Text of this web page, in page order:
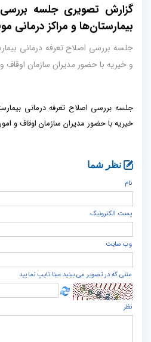
گزارش تصویری جلسه بررسی
بیمارستان‌ها و مراکز درمانی
جلسه بررسی اصلاح تعرفه درمانی
و خیریه با حضور مدیران سازمان اوقاف
جلسه بررسی اصلاح تعرفه درمانی
خیریه با حضور مدیران سازمان اوقاف و
نظر شما
نام
پست الكترونيک
وب سایت
متنی که در تصویر می بینید عینا تایپ نمایید
نظر